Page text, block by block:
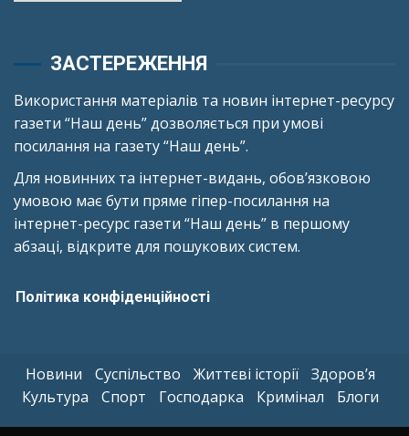
ЗАСТЕРЕЖЕННЯ
Використання матеріалів та новин інтернет-ресурсу
газети “Наш день” дозволяється при умові
посилання на газету “Наш день”.
Для новинних та інтернет-видань, обов’язковою
умовою має бути пряме гіпер-посилання на
інтернет-ресурс газети “Наш день” в першому
абзаці, відкрите для пошукових систем.
Політика конфіденційності
Новини Суспільство Життєві історії
Здоров’я
Культура
Спорт Господарка Кримінал Блоги